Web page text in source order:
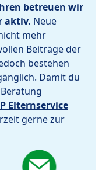
betreuen wir
aktiv. Neue
mehr
Beiträge der
bestehen
Damit du
Elternservice
gerne zur